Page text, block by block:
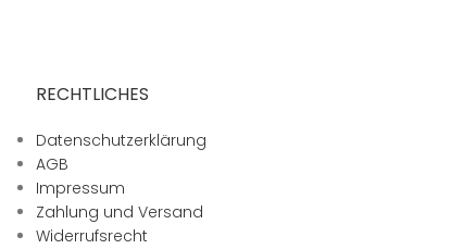
RECHTLICHES
Datenschutzerklärung
AGB
Impressum
Zahlung und Versand
Widerrufsrecht